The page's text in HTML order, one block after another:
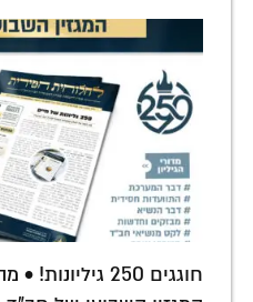
חוגגים 250